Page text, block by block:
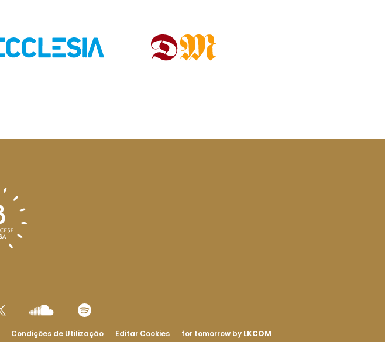
Condições de Utilização Editar Cookies for tomorrow by LKCOM